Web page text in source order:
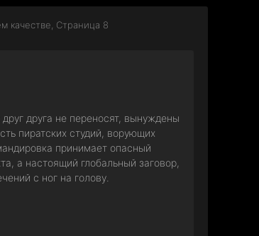
качестве, Страница 8
друга не переносят, вынуждены
пиратских студий, ворующих
принимает опасный
а настоящий глобальный заговор,
с ног на голову.